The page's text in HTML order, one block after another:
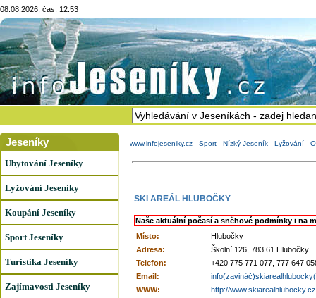
08.08.2026, čas: 12:53
Jeseníky
Ubytování Jeseníky
Lyžování Jeseníky
Koupání Jeseníky
Sport Jeseníky
Turistika Jeseníky
Zajímavosti Jeseníky
www.infojeseniky.cz - Sport - Nízký Jeseník - Lyžování -
SKI AREÁL HLUBOČKY
Naše aktuální počasí a sněhové podmínky i na
Místo:
Hlubočky
Adresa:
Školní 126, 783 61 Hlubočky
Telefon:
+420 775 771 077, 777 647
Email:
WWW:
http://www.skiarealhlubocky.cz